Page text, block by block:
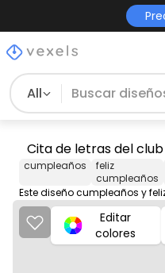
All
Cita de letras del
cumpleaños
feliz
cumpleaños
Editar
colores